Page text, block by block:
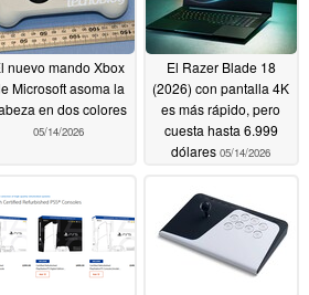
nuevo mando Xbox
Microsoft asoma la
en dos colores
05/14/2026
El Razer Blade 18
(2026) con pantalla 4K
es más rápido, pero
cuesta hasta 6.999
dólares 05/14/2026